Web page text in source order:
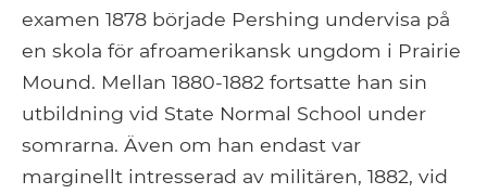
examen 1878 började Pershing undervisa på
en skola för afroamerikansk ungdom i Prairie
Mound. Mellan 1880-1882 fortsatte han sin
utbildning vid State Normal School under
somrarna. Även om han endast var
marginellt intresserad av militären, 1882, vid